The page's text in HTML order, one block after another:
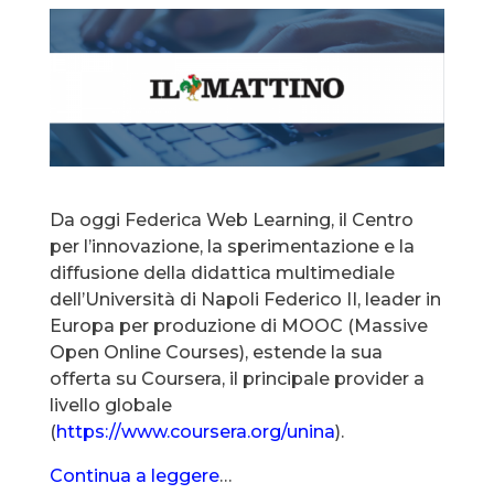
Da oggi Federica Web Learning, il Centro
per l’innovazione, la sperimentazione e la
diffusione della didattica multimediale
dell’Università di Napoli Federico II, leader in
Europa per produzione di MOOC (Massive
Open Online Courses), estende la sua
offerta su Coursera, il principale provider a
livello globale
(https://www.coursera.org/unina).
Continua a leggere…